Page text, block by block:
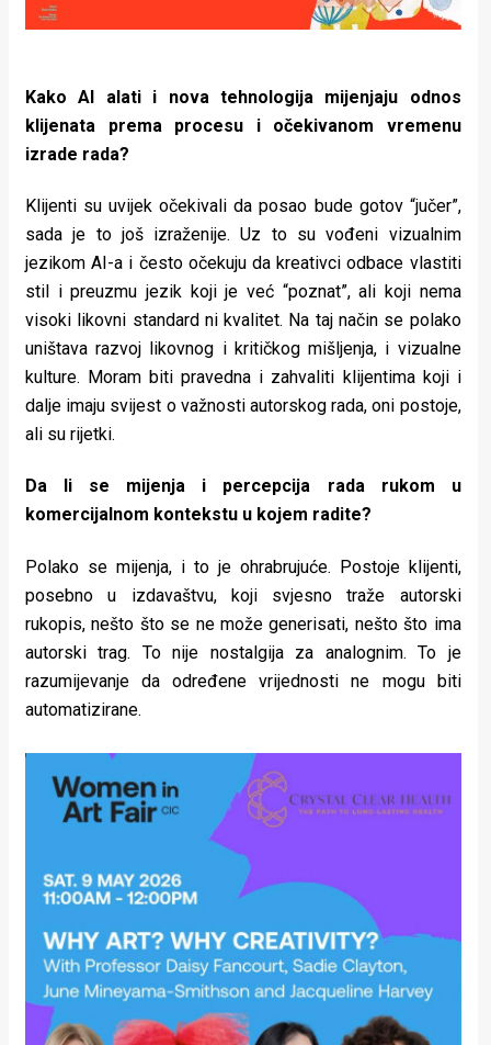
Kako AI alati i nova tehnologija mijenjaju odnos
klijenata prema procesu i očekivanom vremenu
izrade rada?
Klijenti su uvijek očekivali da posao bude gotov “jučer”,
sada je to još izraženije. Uz to su vođeni vizualnim
jezikom AI-a i često očekuju da kreativci odbace vlastiti
stil i preuzmu jezik koji je već “poznat”, ali koji nema
visoki likovni standard ni kvalitet. Na taj način se polako
uništava razvoj likovnog i kritičkog mišljenja, i vizualne
kulture. Moram biti pravedna i zahvaliti klijentima koji i
dalje imaju svijest o važnosti autorskog rada, oni postoje,
ali su rijetki.
Da li se mijenja i percepcija rada rukom u
komercijalnom kontekstu u kojem radite?
Polako se mijenja, i to je ohrabrujuće. Postoje klijenti,
posebno u izdavaštvu, koji svjesno traže autorski
rukopis, nešto što se ne može generisati, nešto što ima
autorski trag. To nije nostalgija za analognim. To je
razumijevanje da određene vrijednosti ne mogu biti
automatizirane.